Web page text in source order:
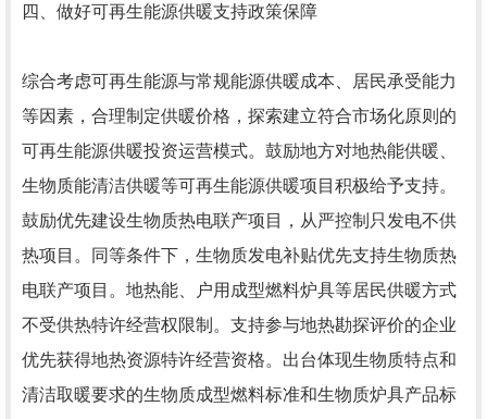
四、做好可再生能源供暖支持政策保障
综合考虑可再生能源与常规能源供暖成本、居民承受能力
等因素，合理制定供暖价格，探索建立符合市场化原则的
可再生能源供暖投资运营模式。鼓励地方对地热能供暖、
生物质能清洁供暖等可再生能源供暖项目积极给予支持。
鼓励优先建设生物质热电联产项目，从严控制只发电不供
热项目。同等条件下，生物质发电补贴优先支持生物质热
电联产项目。地热能、户用成型燃料炉具等居民供暖方式
不受供热特许经营权限制。支持参与地热勘探评价的企业
优先获得地热资源特许经营资格。出台体现生物质特点和
清洁取暖要求的生物质成型燃料标准和生物质炉具产品标